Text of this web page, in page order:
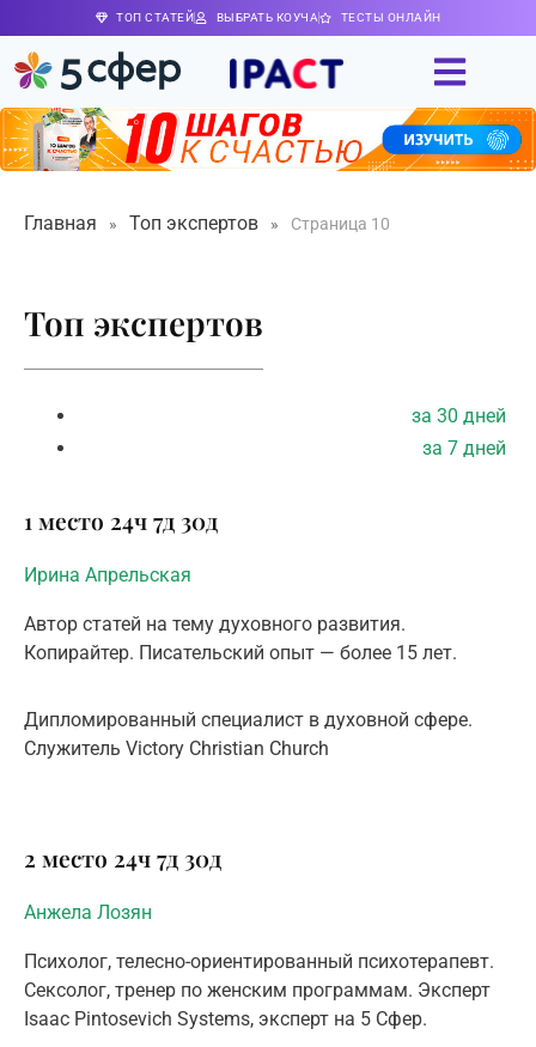
ТОП СТАТЕЙ ВЫБРАТЬ КОУЧА ТЕСТЫ ОНЛАЙН
Главная » Топ экспертов » Страница 10
Топ экспертов
за 30 дней
за 7 дней
1 место 24ч7д 30д
Ирина Апрельская
Автор статей на тему духовного развития.
Копирайтер. Писательский опыт — более 15 лет.
Дипломированный специалист в духовной сфере.
Служитель Victory Christian Church
2 место 24ч7д 30д
Анжела Лозян
Психолог, телесно-ориентированный психотерапевт.
Сексолог, тренер по женским программам. Эксперт
Isaac Pintosevich Systems, эксперт на 5 Сфер.